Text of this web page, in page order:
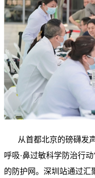
从首都北京的磅礴发
呼吸·鼻过敏科学防治行
的防护网。深圳站通过汇